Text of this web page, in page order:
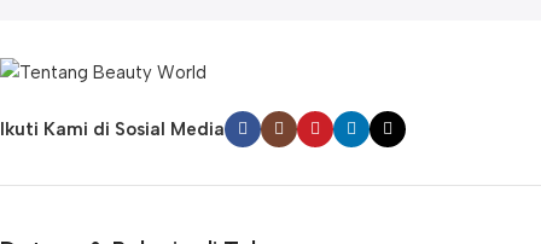
Ikuti Kami di Sosial Media